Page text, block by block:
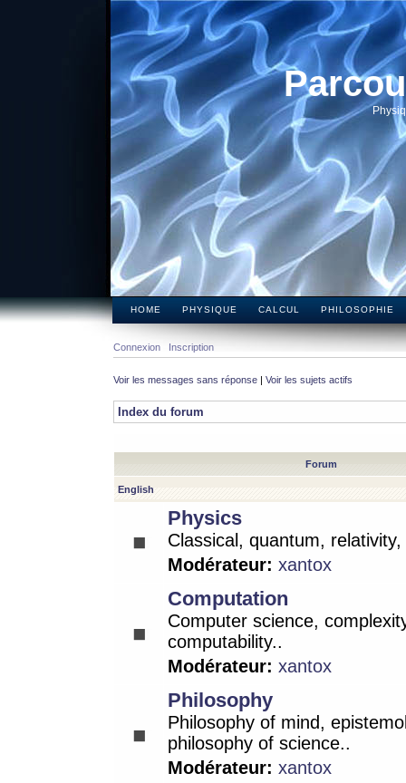
HOME PHYSIQUE CALCUL PHILOSOPHIE
Connexion Inscription
Voir les messages sans réponse | Voir les sujets actifs
Index du forum
Forum
English
Physics
Classical, quantum,
Modérateur: xantox
Computation
Computer science,
computability..
Modérateur: xantox
Philosophy
Philosophy of mind,
philosophy of science..
Modérateur: xantox